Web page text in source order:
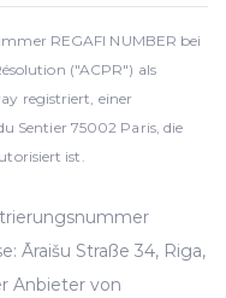
REGAFI NUMBER bei
("ACPR") als
registriert, einer
Sentier 75002 Paris, die
ist.
Āraišu Straße 34, Riga,
Anbieter von